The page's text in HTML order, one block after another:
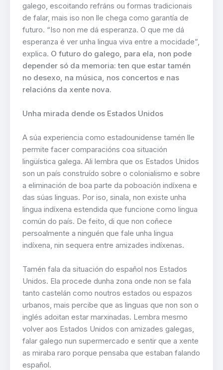
galego, escoitando refráns ou formas tradicionais
de falar, mais iso non lle chega como garantía de
futuro. “Iso non me dá esperanza. O que me dá
esperanza é ver unha lingua viva entre a mocidade”,
explica. O futuro do galego, para ela, non pode
depender só da memoria: ten que estar tamén
no desexo, na música, nos concertos e nas
relacións da xente nova.
Unha mirada dende os Estados Unidos
A súa experiencia como estadounidense tamén lle
permite facer comparacións coa situación
lingüística galega. Ali lembra que os Estados Unidos
son un país construído sobre o colonialismo e sobre
a eliminación de boa parte da poboación indíxena e
das súas linguas. Por iso, sinala, non existe unha
lingua indíxena estendida que funcione como lingua
común do país. De feito, di que non coñece
persoalmente a ninguén que fale unha lingua
indíxena, nin sequera entre amizades indíxenas.
Tamén fala da situación do español nos Estados
Unidos. Ela procede dunha zona onde non se fala
tanto castelán como noutros estados ou espazos
urbanos, mais percibe que as linguas que non son o
inglés adoitan estar marxinadas. Lembra mesmo
volver aos Estados Unidos con amizades galegas,
falar galego nun supermercado e sentir que a xente
as miraba raro porque pensaba que estaban falando
español.